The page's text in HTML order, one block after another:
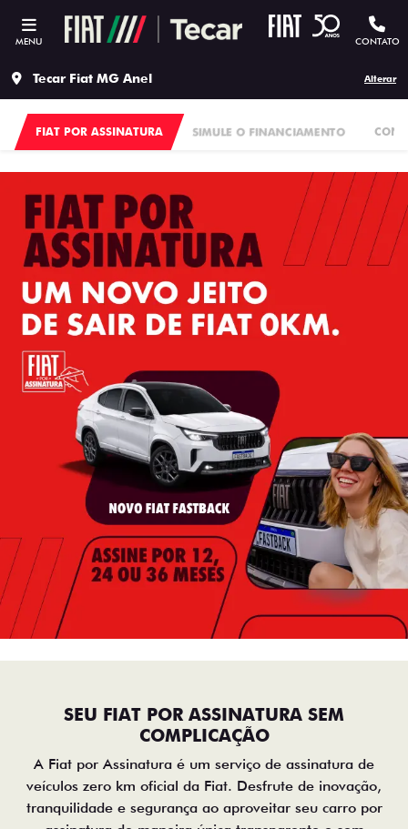
MENU CONTATO
Tecar Fiat MG Anel Alterar
SIMULE O FINANCIAMENTO
FIAT POR ASSINATURA
SEU FIAT POR ASSINATURA SEM
COMPLICAÇÃO
A Fiat por Assinatura é um serviço de assinatura de
veículos zero km oficial da Fiat. Desfrute de inovação,
tranquilidade e segurança ao aproveitar seu carro por